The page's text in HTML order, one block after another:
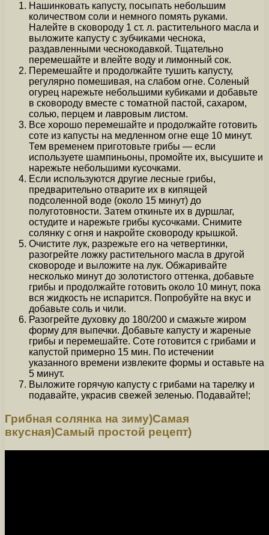
Нашинковать капусту, посыпать небольшим
количеством соли и немного помять руками.
Налейте в сковороду 1 ст. л. растительного масла и
выложите капусту с зубчиками чеснока,
раздавленными чеснокодавкой. Тщательно
перемешайте и влейте воду и лимонный сок.
Перемешайте и продолжайте тушить капусту,
регулярно помешивая, на слабом огне. Соленый
огурец нарежьте небольшими кубиками и добавьте
в сковороду вместе с томатной пастой, сахаром,
солью, перцем и лавровым листом.
Все хорошо перемешайте и продолжайте готовить
соте из капусты на медленном огне еще 10 минут.
Тем временем приготовьте грибы — если
используете шампиньоны, промойте их, высушите и
нарежьте небольшими кусочками.
Если используются другие лесные грибы,
предварительно отварите их в кипящей
подсоленной воде (около 15 минут) до
полуготовности. Затем откиньте их в дуршлаг,
остудите и нарежьте грибы кусочками. Снимите
солянку с огня и накройте сковороду крышкой.
Очистите лук, разрежьте его на четвертинки,
разогрейте ложку растительного масла в другой
сковороде и выложите на лук. Обжаривайте
несколько минут до золотистого оттенка, добавьте
грибы и продолжайте готовить около 10 минут, пока
вся жидкость не испарится. Попробуйте на вкус и
добавьте соль и чили.
Разогрейте духовку до 180/200 и смажьте жиром
форму для выпечки. Добавьте капусту и жареные
грибы и перемешайте. Соте готовится с грибами и
капустой примерно 15 мин. По истечении
указанного времени извлеките формы и оставьте на
5 минут.
Выложите горячую капусту с грибами на тарелку и
подавайте, украсив свежей зеленью. Подавайте!;
Грибная солянка на зиму)Самая
вкусная)Самый простой рецепт)